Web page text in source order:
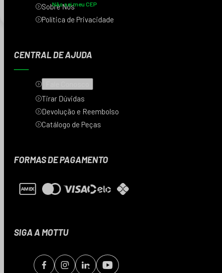
Sobre Nós
Política de Privacidade
CENTRAL DE AJUDA
Tirar Dúvidas
Devolução e Reembolso
Catálogo de Peças
FORMAS DE PAGAMENTO
SIGA A MOTTU
Não sei meu CEP